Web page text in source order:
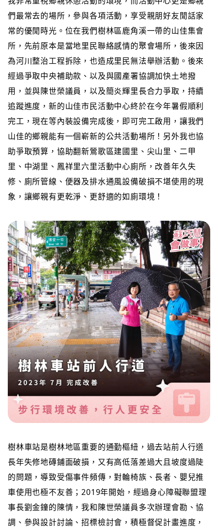
們最常去的場所，參與各項活動，享受親朋好友閒話家
常的優閒時光。位在我們樹林區鹿角溪一帶的山佳集會
所，先前原本是當地里民聯絡感情的聚會場所，後來因
為河川整治工程拆除，也造成里民無法舉辦活動。後來
經過爭取中央補助款、以及與國產署協調加快土地撥
用，並與陳世榮議員，以及簡炎輝里長合力爭取，持續
追蹤進度，新的山佳市民活動中心終於在今年暑假順利
完工，現在等內裝設備完成後，即可完工啟用，讓我們
山佳的鄉親能有一個嶄新的公共活動場所！另外我也協
助爭取預算，協助翻新鶯歌區建國里、尖山里、二甲
里、中湖里、鳳祥里六里活動中心廁所，改善年久失
修、廁所管線、便器及排水通風設備破損不堪使用的現
象，讓鄉親有更乾淨、更舒適的如廁環境！
樹林車站是樹林地區重要的通勤樞紐，過去站前人行道
長年失修地磚鋪面破損，又有高低落差過大且坡度過陡
的問題，導致受傷事件頻傳，對輪椅族、長者、嬰兒推
車使用也極不友善；2019年開始，經過身心障礙聯盟理
事長劉金鐘的陳情，我和陳世榮議員多次辦理會勘、協
調、參與設計討論、招標檢討會，積極督促計畫進度，